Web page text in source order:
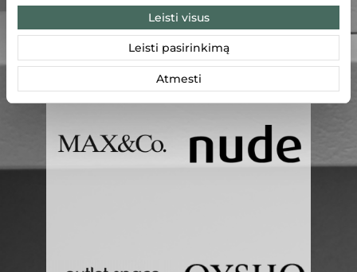
Leisti visus
Leisti pasirinkimą
Atmesti